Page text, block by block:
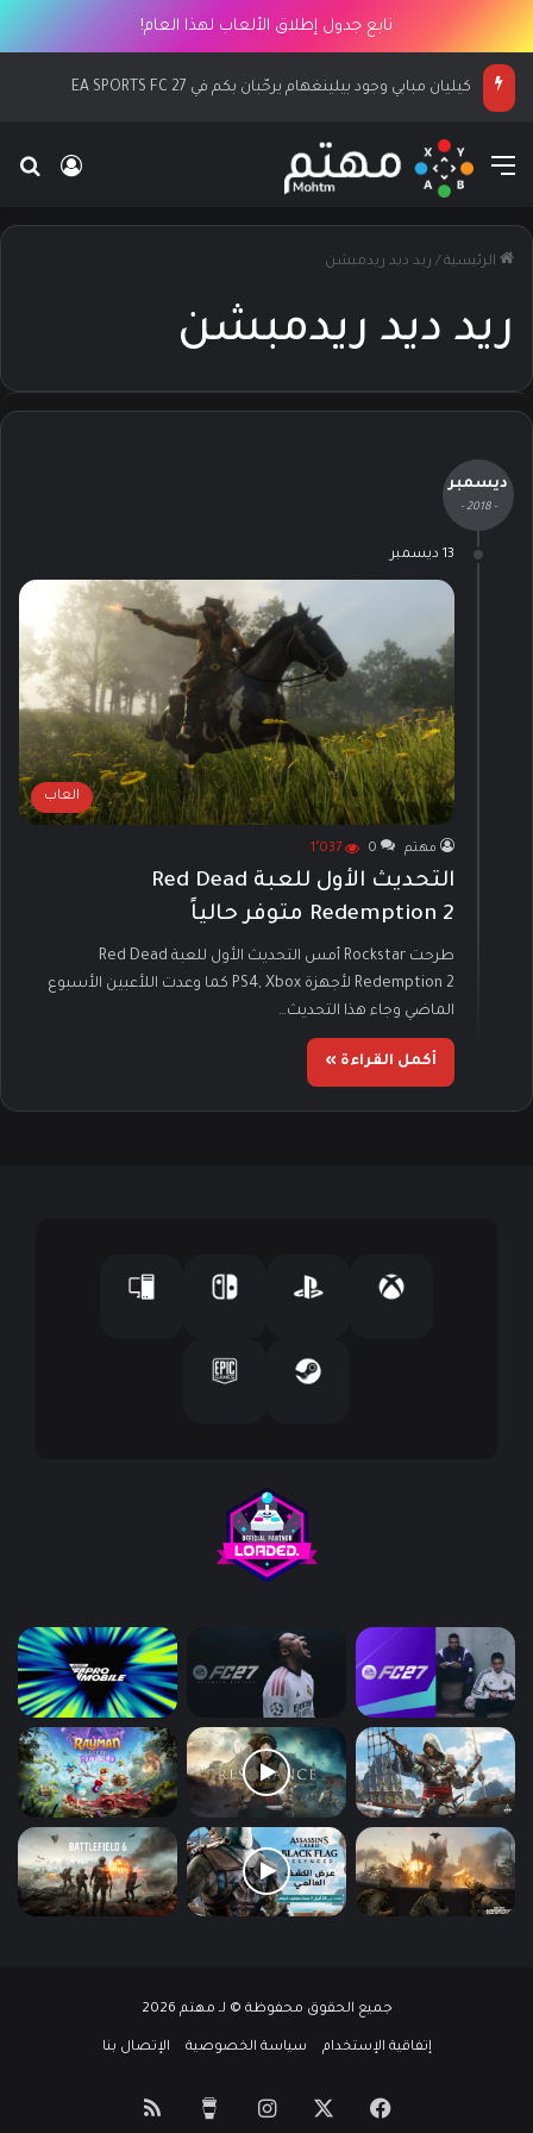
تابع جدول إطلاق الألعاب لهذا العام!
كيليان مبابي وجود بيلينغهام يرحّبان بكم في EA SPORTS FC 27
القائمة
الرئيسية / ريد ديد ريدمبشن
ريد ديد ريدمبشن
ديسمبر
- 2018 -
13 ديسمبر
العاب
مهتم 0 1٬037
التحديث الأول للعبة Red Dead
Redemption 2 متوفر حالياً
طرحت Rockstar أمس التحديث الأول للعبة Red Dead
Redemption 2 لأجهزة PS4, Xbox كما وعدت اللأعبين الأسبوع
الماضي وجاء هذا التحديث…
أكمل القراءة »
جميع الحقوق محفوظة © لـ مهتم 2026
إتفاقية الإستخدام سياسة الخصوصية الإتصال بنا
فيسبوك انستقرام